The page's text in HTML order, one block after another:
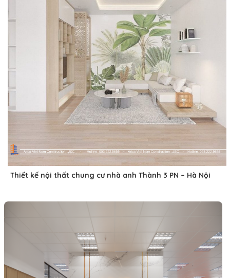
Thiết kế nội thất chung cư nhà anh Thành 3 PN – Hà Nội